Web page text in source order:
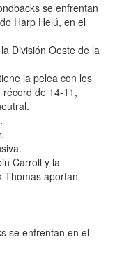
se enfrentan
Harp Helú, en el
División Oeste de la
la pelea con los
de 14-11,
Carroll y la
Thomas aportan
se enfrentan en el